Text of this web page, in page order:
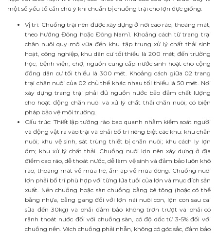
một số yếu tố cần chú ý khi chuẩn bị chuồng trại cho lợn đực giống:
Vị trí: Chuồng trại nên được xây dựng ở nơi cao ráo, thoáng mát,
theo hướng Đông hoặc Đông Nam1. Khoảng cách từ trang trại
chăn nuôi quy mô vừa đến khu tập trung xử lý chất thải sinh
hoạt, công nghiệp, khu dân cư tối thiểu là 200 mét; đến trường
học, bệnh viện, chợ, nguồn cung cấp nước sinh hoạt cho cộng
đồng dân cư tối thiểu là 300 mét. Khoảng cách giữa 02 trang
trại chăn nuôi của 02 chủ thể khác nhau tối thiểu là 50 mét. Nơi
xây dựng trang trại phải đủ nguồn nước bảo đảm chất lượng
cho hoạt động chăn nuôi và xử lý chất thải chăn nuôi; có biện
pháp bảo vệ môi trường.
Cấu trúc: Thiết lập tường rào bao quanh nhằm kiểm soát người
và động vật ra vào trại và phải bố trí riêng biệt các khu: khu chăn
nuôi; khu vệ sinh, sát trùng thiết bị chăn nuôi; khu cách ly lợn
ốm; khu xử lý chất thải. Chuồng nuôi lợn nên xây dựng ở địa
điểm cao ráo, dễ thoát nước, dễ làm vệ sinh và đảm bảo luôn khô
ráo, thoáng mát về mùa hè, ấm áp về mùa đông. Chuồng nuôi
lợn phải bố trí phù hợp với từng lứa tuổi của lợn và mục đích sản
xuất. Nền chuồng hoặc sàn chuồng bằng bê tông (hoặc có thể
bằng nhựa, bằng gang đối với lợn nái nuôi con, lợn con sau cai
sữa đến 30kg) và phải đảm bảo không trơn trượt và phải có
rãnh thoát nước đối với chuồng sàn, có độ dốc từ 3-5% đối với
chuồng nền. Vách chuồng phải nhẵn, không có góc sắc, đảm bảo